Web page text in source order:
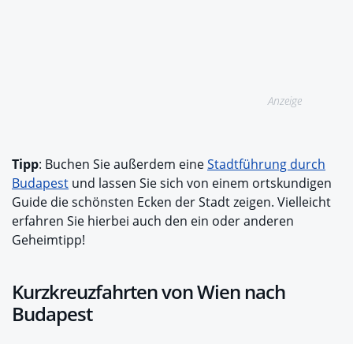
Anzeige
Tipp: Buchen Sie außerdem eineStadtführung durch
Budapest und lassen Sie sich von einem ortskundigen
Guide die schönsten Ecken der Stadt zeigen. Vielleicht
erfahren Sie hierbei auch den ein oder anderen
Geheimtipp!
Kurzkreuzfahrten von Wien nach
Budapest